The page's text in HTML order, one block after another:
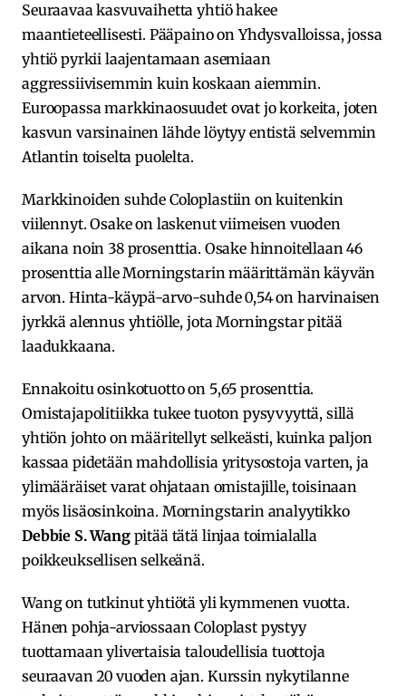
Seuraavaa kasvuvaihetta yhtiö hakee
maantieteellisesti. Pääpaino on Yhdysvalloissa, jossa
yhtiö pyrkii laajentamaan asemiaan
aggressiivisemmin kuin koskaan aiemmin.
Euroopassa markkinaosuudet ovat jo korkeita, joten
kasvun varsinainen lähde löytyy entistä selvemmin
Atlantin toiselta puolelta.
Markkinoiden suhde Coloplastiin on kuitenkin
viilennyt. Osake on laskenut viimeisen vuoden
aikana noin 38 prosenttia. Osake hinnoitellaan 46
prosenttia alle Morningstarin määrittämän käyvän
arvon. Hinta-käypä-arvo-suhde 0,54 on harvinaisen
jyrkkä alennus yhtiölle, jota Morningstar pitää
laadukkaana.
Ennakoitu osinkotuotto on 5,65 prosenttia.
Omistajapolitiikka tukee tuoton pysyvyyttä, sillä
yhtiön johto on määritellyt selkeästi, kuinka paljon
kassaa pidetään mahdollisia yritysostoja varten, ja
ylimääräiset varat ohjataan omistajille, toisinaan
myös lisäosinkoina. Morningstarin analyytikko
Debbie S. Wangpitää tätä linjaa toimialalla
poikkeuksellisen selkeänä.
Wang on tutkinut yhtiötä yli kymmenen vuotta.
Hänen pohja-arviossaan Coloplast pystyy
tuottamaan ylivertaisia taloudellisia tuottoja
seuraavan 20 vuoden ajan. Kurssin nykytilanne